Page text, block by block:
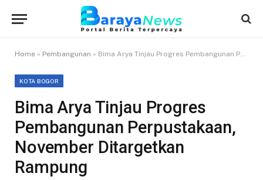
Home » Pembangunan » Bima Arya Tinjau Progres Pembangunan Perpustakaan, November Ditargetkan Rampung
KOTA BOGOR
Bima Arya Tinjau Progres
Pembangunan Perpustakaan,
November Ditargetkan
Rampung